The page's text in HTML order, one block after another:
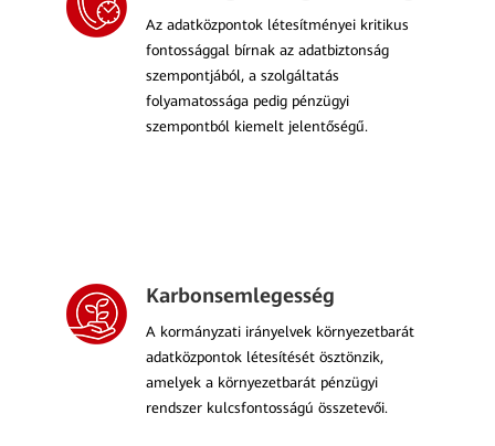
Az adatközpontok létesítményei kritikus
fontossággal bírnak az adatbiztonság
szempontjából, a szolgáltatás
folyamatossága pedig pénzügyi
szempontból kiemelt jelentőségű.
Karbonsemlegesség
A kormányzati irányelvek környezetbarát
adatközpontok létesítését ösztönzik,
amelyek a környezetbarát pénzügyi
rendszer kulcsfontosságú összetevői.